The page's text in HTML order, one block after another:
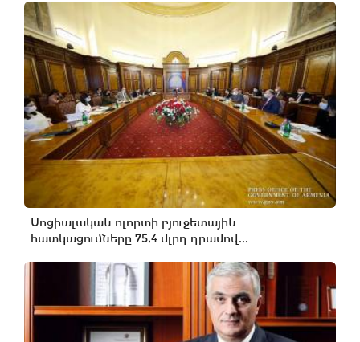
Սոցիալական ոլորտի բյուջետային
հատկացումները 75,4 մլրդ դրամով...